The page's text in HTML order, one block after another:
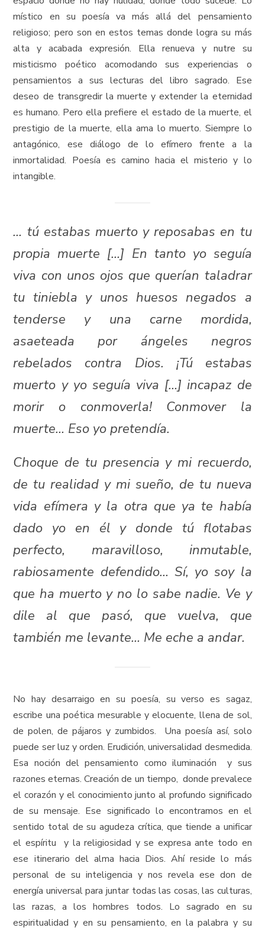
místico en su poesía va más allá del pensamiento
religioso; pero son en estos temas donde logra su más
alta y acabada expresión. Ella renueva y nutre su
misticismo poético acomodando sus experiencias o
pensamientos a sus lecturas del libro sagrado. Ese
deseo de transgredir la muerte y extender la eternidad
es humano. Pero ella prefiere el estado de la muerte, el
prestigio de la muerte, ella ama lo muerto. Siempre lo
antagónico, ese diálogo de lo efímero frente a la
inmortalidad. Poesía es camino hacia el misterio y lo
intangible.
… tú estabas muerto y reposabas en tu
propia muerte […] En tanto yo seguía
viva con unos ojos que querían taladrar
tu tiniebla y unos huesos negados a
tenderse y una carne mordida,
asaeteada por ángeles negros
rebelados contra Dios. ¡Tú estabas
muerto y yo seguía viva […] incapaz de
morir o conmoverla! Conmover la
muerte… Eso yo pretendía.
Choque de tu presencia y mi recuerdo,
de tu realidad y mi sueño, de tu nueva
vida efímera y la otra que ya te había
dado yo en él y donde tú flotabas
perfecto, maravilloso, inmutable,
rabiosamente defendido… Sí, yo soy la
que ha muerto y no lo sabe nadie. Ve y
dile al que pasó, que vuelva, que
también me levante… Me eche a andar.
No hay desarraigo en su poesía, su verso es sagaz,
escribe una poética mesurable y elocuente, llena de sol,
de polen, de pájaros y zumbidos. Una poesía así, solo
puede ser luz y orden. Erudición, universalidad desmedida.
Esa noción del pensamiento como iluminación y sus
razones eternas. Creación de un tiempo, donde prevalece
el corazón y el conocimiento junto al profundo significado
de su mensaje. Ese significado lo encontramos en el
sentido total de su agudeza crítica, que tiende a unificar
el espíritu y la religiosidad y se expresa ante todo en
ese itinerario del alma hacia Dios. Ahí reside lo más
personal de su inteligencia y nos revela ese don de
energía universal para juntar todas las cosas, las culturas,
las razas, a los hombres todos. Lo sagrado en su
espiritualidad y en su pensamiento, en la palabra y su